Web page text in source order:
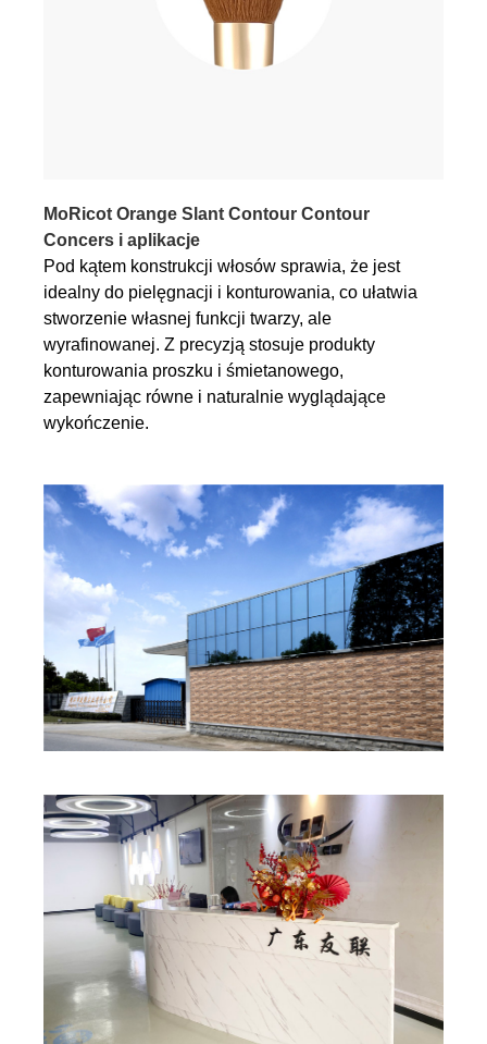
MoRicot Orange Slant Contour Contour
Concers i aplikacje
Pod kątem konstrukcji włosów sprawia, że ​​jest
idealny do pielęgnacji i konturowania, co ułatwia
stworzenie własnej funkcji twarzy, ale
wyrafinowanej. Z precyzją stosuje produkty
konturowania proszku i śmietanowego,
zapewniając równe i naturalnie wyglądające
wykończenie.